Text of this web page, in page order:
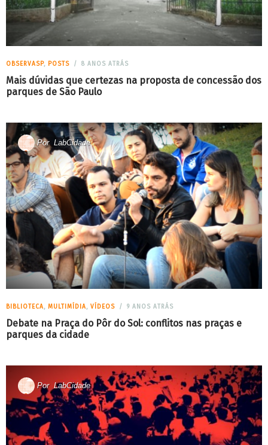
OBSERVASP, POSTS 8 ANOS ATRÁS
Mais dúvidas que certezas na proposta de concessão dos
parques de São Paulo
Por LabCidade
BIBLIOTECA, MULTIMÍDIA, VÍDEOS 9 ANOS ATRÁS
Debate na Praça do Pôr do Sol: conflitos nas praças e
parques da cidade
Por LabCidade